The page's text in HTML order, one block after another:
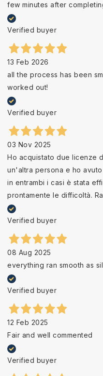
few minutes after
Verified buyer
13 Feb 2026
all the process has been
worked out!
Verified buyer
03 Nov 2025
Ho acquistato due licenze
un'altra persona e ho
in entrambi i casi è stata
prontamente le difficoltà.
Verified buyer
08 Aug 2025
everything ran smooth as
Verified buyer
12 Feb 2025
Fair and well commented
Verified buyer